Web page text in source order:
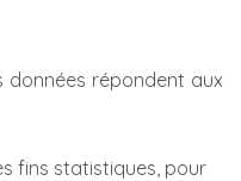
répondent aux
fins statistiques, pour